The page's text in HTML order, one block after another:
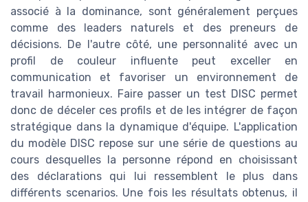
associé à la dominance, sont généralement perçues
comme des leaders naturels et des preneurs de
décisions. De l'autre côté, une personnalité avec un
profil de couleur influente peut exceller en
communication et favoriser un environnement de
travail harmonieux. Faire passer un test DISC permet
donc de déceler ces profils et de les intégrer de façon
stratégique dans la dynamique d'équipe. L'application
du modèle DISC repose sur une série de questions au
cours desquelles la personne répond en choisissant
des déclarations qui lui ressemblent le plus dans
différents scenarios. Une fois les résultats obtenus, il